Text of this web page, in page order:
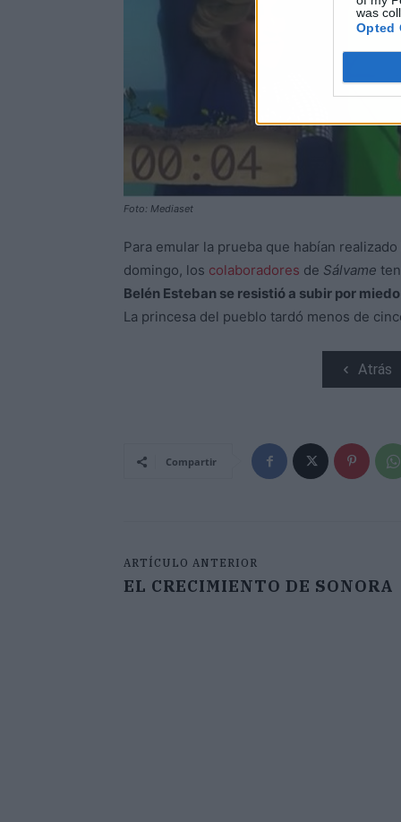
was
Opted
Foto: Mediaset
Para emular la prueba que habían
domingo, los colaboradores de Sálvame
Belén Esteban se resistió a subir por
La princesa del pueblo tardó menos de
Atrás
Compartir
ARTÍCULO ANTERIOR
EL CRECIMIENTO DE SONORA